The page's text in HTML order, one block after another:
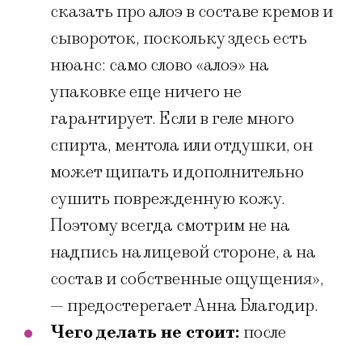
сказать про алоэ в составе кремов и
сывороток, поскольку здесь есть
нюанс: само слово «алоэ» на
упаковке еще ничего не
гарантирует. Если в геле много
спирта, ментола или отдушки, он
может щипать и дополнительно
сушить поврежденную кожу.
Поэтому всегда смотрим не на
надпись на лицевой стороне, а на
состав и собственные ощущения»,
— предостерегает Анна Благодир.
Чего делать не стоит: после